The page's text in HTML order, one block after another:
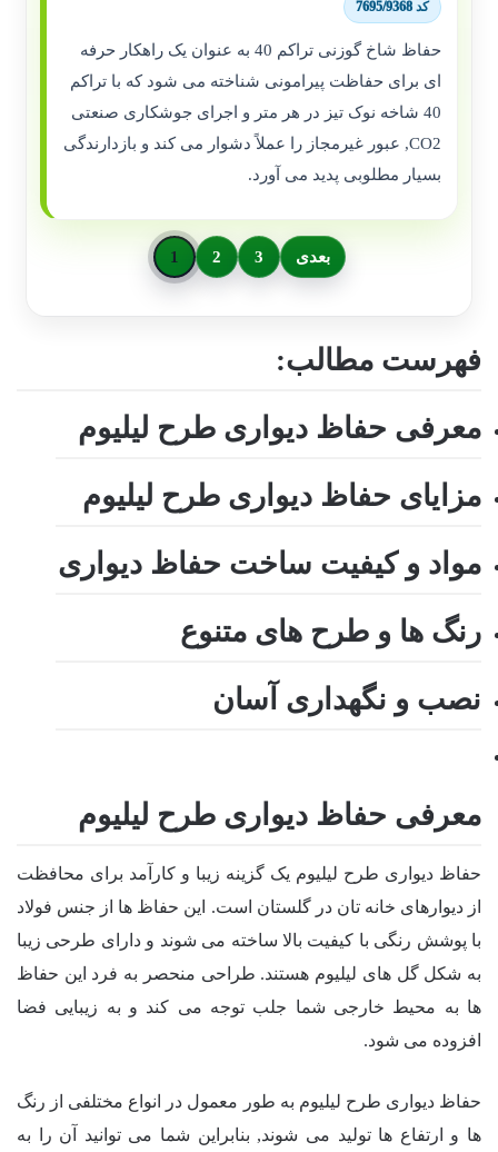
کد 7695/9368
حفاظ شاخ گوزنی تراکم 40 به عنوان یک راهکار حرفه
ای برای حفاظت پیرامونی شناخته می شود که با تراکم
40 شاخه نوک تیز در هر متر و اجرای جوشکاری صنعتی
CO2, عبور غیرمجاز را عملاً دشوار می کند و بازدارندگی
بسیار مطلوبی پدید می آورد.
1 2 3 بعدی
فهرست مطالب:
معرفی حفاظ دیواری طرح لیلیوم
مزایای حفاظ دیواری طرح لیلیوم
مواد و کیفیت ساخت حفاظ دیواری
رنگ ها و طرح های متنوع
نصب و نگهداری آسان
معرفی حفاظ دیواری طرح لیلیوم
حفاظ دیواری طرح لیلیوم یک گزینه زیبا و کارآمد برای محافظت
از دیوارهای خانه تان در گلستان است. این حفاظ ها از جنس فولاد
با پوشش رنگی با کیفیت بالا ساخته می شوند و دارای طرحی زیبا
به شکل گل های لیلیوم هستند. طراحی منحصر به فرد این حفاظ
ها به محیط خارجی شما جلب توجه می کند و به زیبایی فضا
افزوده می شود.
حفاظ دیواری طرح لیلیوم به طور معمول در انواع مختلفی از رنگ
ها و ارتفاع ها تولید می شوند, بنابراین شما می توانید آن را به